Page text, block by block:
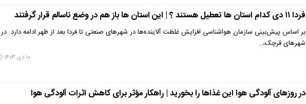
فردا ۱۱ دی کدام استان ها تعطیل هستند ؟ | این استان ها باز هم در وضع ناسالم قرار گرفتند
بر اساس پیش‌بینی سازمان هواشناسی افزایش غلظت آلاینده‌ها در شهرهای صنعتی تا فردا بعد از ظهر ادامه دارد. در
شهرهای قرچک،…
۱۰ دی ۱۴۰۳
در روزهای آلودگی هوا این غذاها را بخورید | راهکار مؤثر برای کاهش اثرات آلودگی هوا